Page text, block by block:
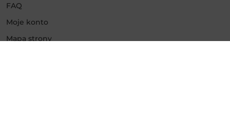
FAQ
Moje konto
Mapa strony